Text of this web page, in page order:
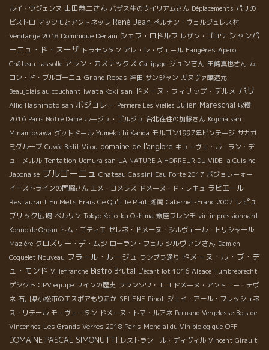
ルイ・ウジェンヌ 山田恭二さん バザス牛のウイリアムさん Déplacements パリの
ビストロ マッシモとアントネッラ René Jean ぺルナン・ヴェルジュレス村
Vendange 2018 Dominique Derain シェフ・ロドルフ レザン・ゴロワ シャンパ
ーニュ・ド・スーザ トラモンタン アレ・レ・ヴェール Faugères Apéro
Château Lassolle アラン・カステックス Callipyge ジュンさん 田崎真也さん ム
ロン・ド・ブルゴーニュ Grand Repas 神田 サンジャン ガヌヴァ醸造元
Beaujolais au couchant Iwata Koki san ドメーヌ・フィリップ・デルメ パリ
Alliq Hashimoto san ボジョレー Perriere Les Vielles Julien Mareschal 収穫
2016 Paris Notre Dame ルージュ・ゴルジュ 台北在住の加藤さん Kojima san
Minamiosawa グットドール Yumekichi Kanda モルゴン1997年ビンテージ サカガ
ミグループ Cuvée Bedit Vilou domaine de l'anglore キューヴェ・ル・ラン・デ
ュ・メルル Tentation Uemura san LA NATURE A HORREUR DU VIDE la Cuisine
Japonaise ブルゴーニュ Chateau Cassini Eau Forte 2017 ボジョレーォー
イーストラインの門脇さん エメ・コメラス ドメーヌ・ド・レキュ ラピエール
Restaurant En Mets Frais Ce Qu'Il Te Plaît 湘南 Cabernet-Franc 2007 レピュ
ブリック広場 ベルリン Tokyo Koto-ku Oshima 銀座フレンチ vin impressionnant
Konno de Organ トム・ゴティエ セレネ・ドメーヌ・シルヴェール・トリシャール
Mazière クロズリー・デ・ムシ ローラン・フェル シルヴァンさん Damien
Coquelet Nouveau フラール・ルージュ ランブラ通り ドメーヌ・ル・ブ・デ
ュ・モンド Villefranche Bistro Brutal L'écart lot 1016 Alsace Humbrebrecht
ゲシクト CPV équipe ワインの歴史 フランソワ・エコ ドメーヌ・アント二ー・テヴ
ネ 石川県小松市のエスポアもりたか SELENE Pinot ジェイ・アール・フレッシュネ
ス・リテール モーヴェータン ドメーヌ・トマ・ルアネ Pernand Vergelesse Bois de
Vincennes Les Grands Verres 2018 Paris Mondial du Vin biologique OFF
DOMAINE PASCAL SIMONUTTI レストラン ル・ディヴィル Vincent Girault